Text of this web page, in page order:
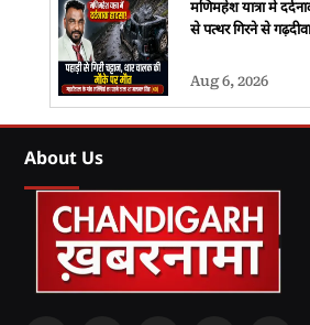
मणिमहेश यात्रा में
से पत्थर गिरने से
Aug 6, 2026
About Us